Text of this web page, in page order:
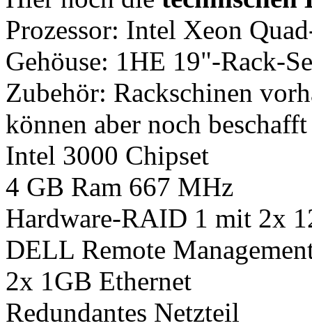
Prozessor: Intel Xeon
Gehöuse: 1HE 19"-Rack-
Zubehör: Rackschinen
können aber noch
Intel 3000 Chipset
4 GB Ram 667 MHz
Hardware-RAID 1 mit 2x
DELL Remote
2x 1GB Ethernet
Redundantes Netzteil